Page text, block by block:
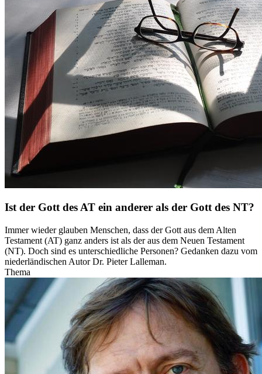
Ist der Gott des AT ein anderer als der Gott des NT?
Immer wieder glauben Menschen, dass der Gott aus dem Alten
Testament (AT) ganz anders ist als der aus dem Neuen Testament
(NT). Doch sind es unterschiedliche Personen? Gedanken dazu vom
niederländischen Autor Dr. Pieter Lalleman.
Thema